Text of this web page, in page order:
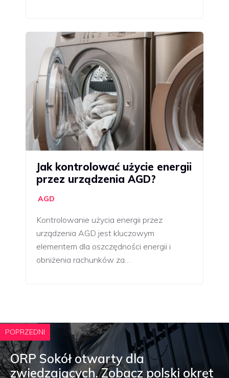
Jak kontrolować użycie energii
przez urządzenia AGD?
AGD
Kontrolowanie użycia energii przez
urządzenia AGD jest kluczowym
elementem dla oszczędności energii i
obniżenia rachunków za…
POPRZEDNI
ORP Sokół otwarty dla
zwiedzających. Zobacz polski okręt